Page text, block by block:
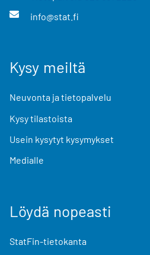
info@stat.fi
Kysy meiltä
Neuvonta ja tietopalvelu
Kysy tilastoista
Usein kysytyt kysymykset
Medialle
Löydä nopeasti
StatFin-tietokanta